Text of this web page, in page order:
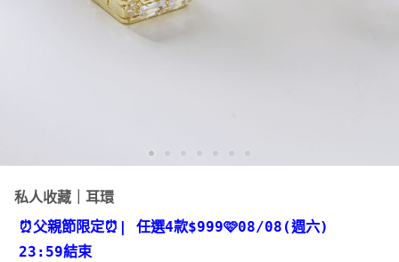
私人收藏｜耳環
⏰父親節限定⏰ | 任選4款$999🩷08/08(週六)
23:59結束